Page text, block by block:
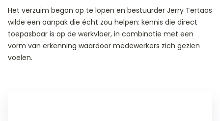
Het verzuim begon op te lopen en bestuurder Jerry Tertaas
wilde een aanpak die écht zou helpen: kennis die direct
toepasbaar is op de werkvloer, in combinatie met een
vorm van erkenning waardoor medewerkers zich gezien
voelen.